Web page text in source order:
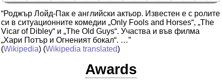
“Роджър Лойд-Пак е английски актьор. Известен е с ролите
си в ситуационните комедии „Only Fools and Horses“, „The
Vicar of Dibley“ и „The Old Guys“. Участва и във филма
„Хари Потър и Огненият бокал“. …”
(Wikipedia) (Wikipedia translated)
Awards